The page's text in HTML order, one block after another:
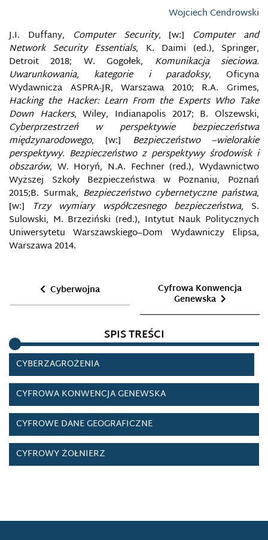
Wojciech Cendrowski
J.I. Duffany, Computer Security, [w:] Computer and
Network Security Essentials, K. Daimi (ed.), Springer,
Detroit 2018; W. Gogołek, Komunikacja sieciowa.
Uwarunkowania, kategorie i paradoksy, Oficyna
Wydawnicza ASPRA-JR, Warszawa 2010; R.A. Grimes,
Hacking the Hacker: Learn From the Experts Who Take
Down Hackers, Wiley, Indianapolis 2017; B. Olszewski,
Cyberprzestrzeń w perspektywie bezpieczeństwa
międzynarodowego, [w:] Bezpieczeństwo –wielorakie
perspektywy. Bezpieczeństwo z perspektywy środowisk i
obszarów, W. Horyń, N.A. Fechner (red.), Wydawnictwo
Wyższej Szkoły Bezpieczeństwa w Poznaniu, Poznań
2015;B. Surmak, Bezpieczeństwo cybernetyczne państwa,
[w:]
Trzy wymiary współczesnego bezpieczeństwa, S.
Sulowski, M. Brzeziński (red.), Intytut Nauk Politycznych
Uniwersytetu Warszawskiego–Dom Wydawniczy Elipsa,
Warszawa 2014.
Cyberwojna Cyfrowa Konwencja
Genewska
SPIS TREŚCI
CYBERBEZPIECZEŃSTWO
CYBERBROŃ
CYBERCENZURA
CYBERGRUPY
CYBERKONFLIKT
CYBERPRZEMOC
CYBERPRZESTĘPCZOŚĆ
CYBERPRZESTRZEŃ
CYBERTERRORYZM
CYBERWOJNA
CYBERZAGROŻENIA
CYFROWA KONWENCJA GENEWSKA
CYFROWE DANE GEOGRAFICZNE
CYFROWY ŻOŁNIERZ